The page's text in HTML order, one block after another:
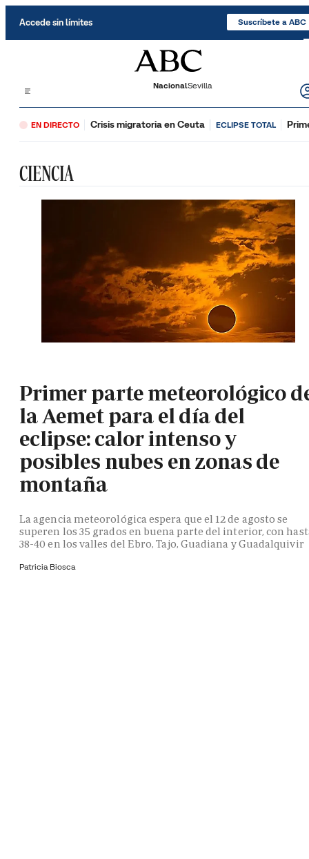
Accede sin límites Suscríbete a ABC
NacionalSevilla
EN DIRECTO Crisis migratoria en Ceuta ECLIPSE TOTAL
CIENCIA
Primer parte meteorológico
la Aemet para el día del
eclipse: calor intenso y
posibles nubes en zonas de
montaña
La agencia meteorológica espera que el 12 de agosto se
superen los 35 grados en buena parte del interior, con
38-40 en los valles del Ebro, Tajo, Guadiana y Guadalquivir
Patricia Biosca